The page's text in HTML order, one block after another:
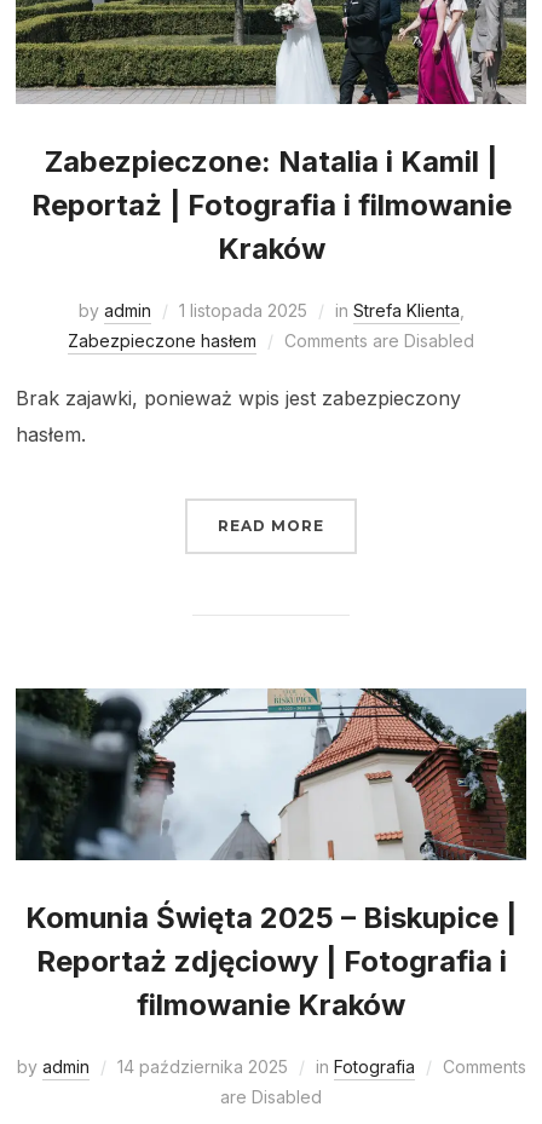
Zabezpieczone: Natalia i Kamil |
Reportaż | Fotografia i filmowanie
Kraków
by admin 1 listopada 2025 in Strefa Klienta
Zabezpieczone hasłem
Comments are Disabled
Brak zajawki, ponieważ wpis jest zabezpieczony
hasłem.
READ MORE
Komunia Święta 2025 – Biskupice |
Reportaż zdjęciowy | Fotografia i
filmowanie Kraków
by admin 14 października 2025 in Fotografia
Comments
are Disabled